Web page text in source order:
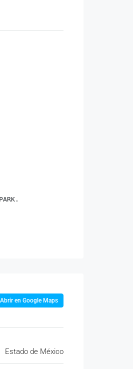
Abrir en Google Maps
Estado de México